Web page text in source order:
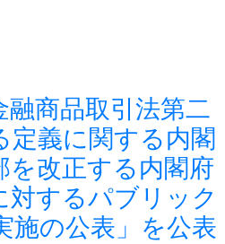
融商品取引法第二
定義に関する内閣
を改正する内閣府
対するパブリック
施の公表」を公表